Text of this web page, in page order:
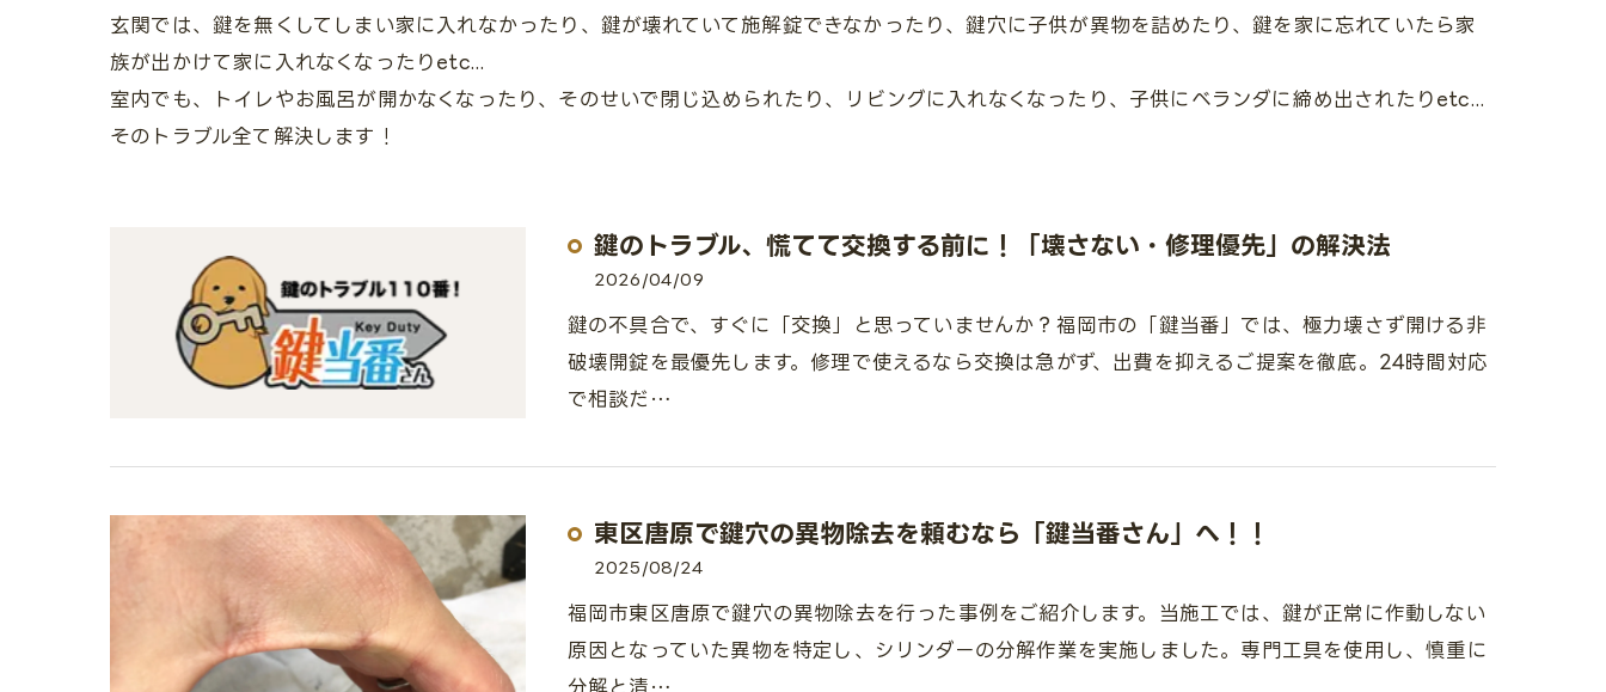
玄関では、鍵を無くしてしまい家に入れなかったり、鍵が壊れていて施解錠できなかったり、鍵穴に子供が異物を詰めたり、鍵を家に忘れていたら家
族が出かけて家に入れなくなったりetc...
室内でも、トイレやお風呂が開かなくなったり、そのせいで閉じ込められたり、リビングに入れなくなったり、子供にベランダに締め出されたりetc...
そのトラブル全て解決します！
鍵のトラブル、慌てて交換する前に！「壊さない・修理優先」の解決法
2026/04/09
鍵の不具合で、すぐに「交換」と思っていませんか？福岡市の「鍵当番」では、極力壊さず開ける非
破壊開錠を最優先します。修理で使えるなら交換は急がず、出費を抑えるご提案を徹底。24時間対応
で相談だ…
東区唐原で鍵穴の異物除去を頼むなら「鍵当番さん」へ！！
2025/08/24
福岡市東区唐原で鍵穴の異物除去を行った事例をご紹介します。当施工では、鍵が正常に作動しない
原因となっていた異物を特定し、シリンダーの分解作業を実施しました。専門工具を使用し、慎重に
分解と清…